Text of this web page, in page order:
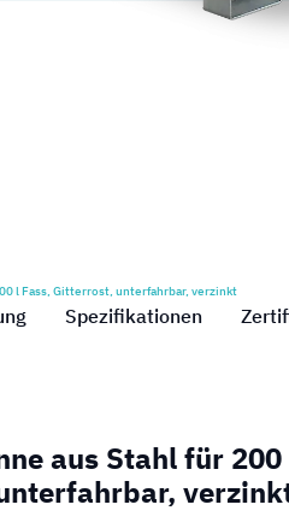
l Fass, Gitterrost, unterfahrbar, verzinkt
Spezifikationen
aus Stahl für 200